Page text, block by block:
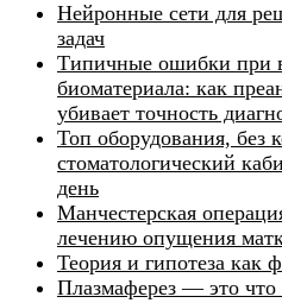
Нейронные сети для
задач
Типичные ошибки при
биоматериала: как
убивает точность
Топ оборудования, без
стоматологический
день
Манчестерская
лечению опущения
Теория и гипотеза как
Плазмаферез — это что